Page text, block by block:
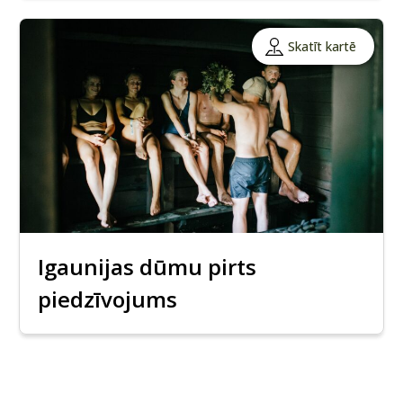
Skatīt kartē
Igaunijas dūmu pirts
piedzīvojums